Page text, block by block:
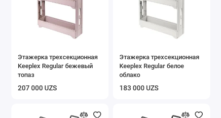
Этажерка трехсекционная
Keeplex Regular бежевый
топаз
207 000 UZS
Этажерка трехсекционная
Keeplex Regular белое
облако
183 000 UZS